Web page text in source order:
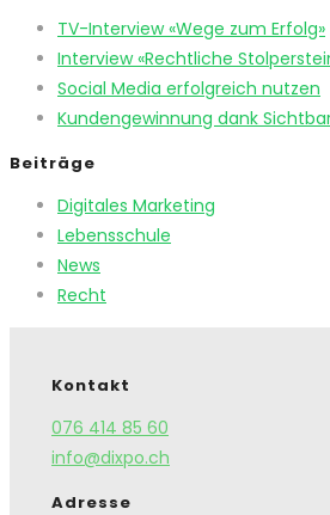
TV-Interview «Wege zum Erfolg»
Interview «Rechtliche
Social Media erfolgreich nutzen
Kundengewinnung dank
Beiträge
Digitales Marketing
Lebensschule
News
Recht
Kontakt
076 414 85 60
info@dixpo.ch
Adresse